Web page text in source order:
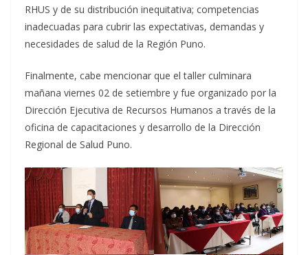
RHUS y de su distribución inequitativa; competencias
inadecuadas para cubrir las expectativas, demandas y
necesidades de salud de la Región Puno.
Finalmente, cabe mencionar que el taller culminara
mañana viernes 02 de setiembre y fue organizado por la
Dirección Ejecutiva de Recursos Humanos a través de la
oficina de capacitaciones y desarrollo de la Dirección
Regional de Salud Puno.